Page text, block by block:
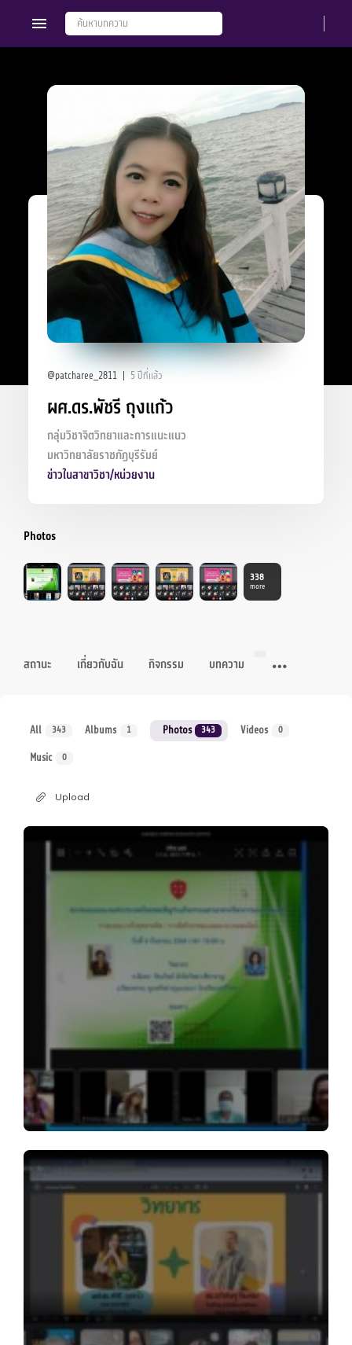
@patcharee_2811 5 ปีที่แล้ว
ผศ.ดร.พัชรี ถุงแก้ว
กลุ่มวิชาจิตวิทยาและการแนะแนว
มหาวิทยาลัยราชภัฏบุรีรัมย์
ข่าวในสาขาวิชา/หน่วยงาน
Photos
338
more
สถานะ เกี่ยวกับฉัน กิจกรรม บทความ
All 343 Albums 1 Photos 343 Videos 0
Music 0
Upload